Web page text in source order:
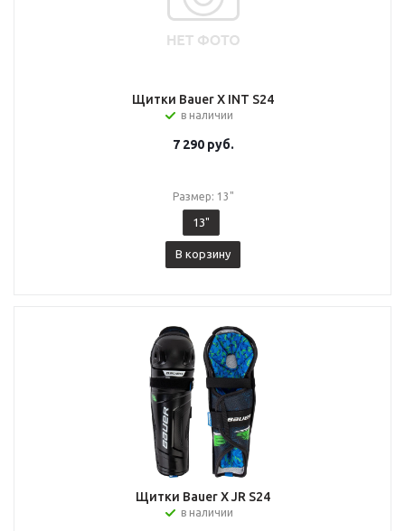
Щитки Bauer X INT S24
в наличии
7 290руб.
Размер: 13"
13"
В корзину
Щитки Bauer X JR S24
в наличии